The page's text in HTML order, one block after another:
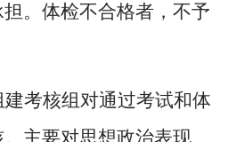
。体检不合格者，不予
建考核组对通过考试和体
主要对思想政治表现、